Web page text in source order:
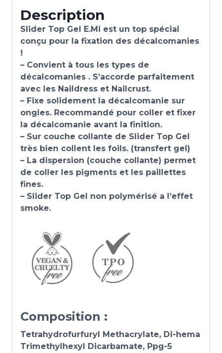
Description
Slider Top Gel E.Mi est un top spécial
conçu pour la fixation des décalcomanies
!
– Convient à tous les types de
décalcomanies . S’accorde parfaitement
avec les Naildress et Nailcrust.
– Fixe solidement la décalcomanie sur
ongles. Recommandé pour coller et fixer
la décalcomanie avant la finition.
– Sur couche collante de Slider Top Gel
très bien collent les foils. (transfert gel)
– La dispersion (couche collante) permet
de coller les pigments et les paillettes
fines.
– Slider Top Gel non polymérisé a l’effet
smoke.
Composition :
Tetrahydrofurfuryl Methacrylate, Di-hema
Trimethylhexyl Dicarbamate, Ppg-5